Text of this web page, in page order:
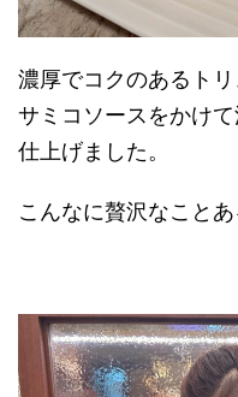
濃厚でコクのあるト
サミコソースをかけ
仕上げました。
こんなに贅沢なこと